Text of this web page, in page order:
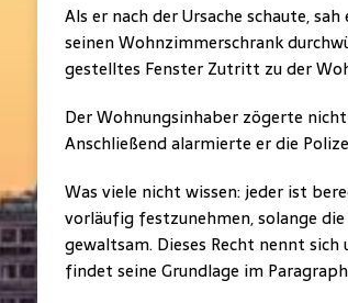
Als er nach der Ursache schaute,
seinen Wohnzimmerschrank
gestelltes Fenster Zutritt zu der
Der Wohnungsinhaber zögerte
Anschließend alarmierte er die
Was viele nicht wissen: jeder ist
vorläufig festzunehmen, solange
gewaltsam. Dieses Recht nennt
findet seine Grundlage im